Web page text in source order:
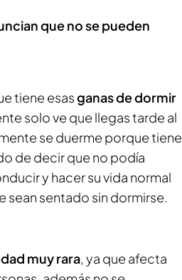
que no se pueden
tiene esasganas de dormir
solo ve que llegas tarde al
se duerme porque tiene
de decir que no podía
y hacer su vida normal
sean sentado sin dormirse.
muy rara, ya que afecta